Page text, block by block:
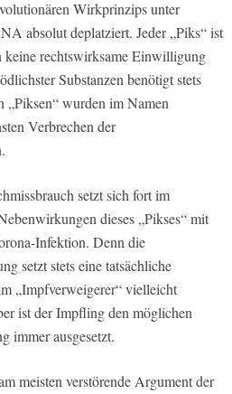
Wirkprinzips unter
absolut deplatziert. Jeder „Piks“ ist
rechtswirksame Einwilligung
Substanzen benötigt stets
„Piksen“ wurden im Namen
Verbrechen der
setzt sich fort im
dieses „Pikses“ mit
Infektion. Denn die
setzt stets eine tatsächliche
„Impfverweigerer“ vielleicht
ist der Impfling den möglichen
immer ausgesetzt.
meisten verstörende Argument der